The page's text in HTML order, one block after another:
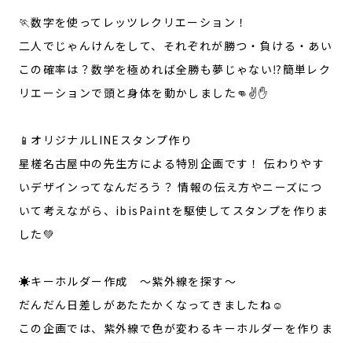
🏃数字を使ってレッツレクリエーション！
二人でじゃんけんをして、それぞれが勝つ・負ける・あい
この確率は？数学を極めれば全勝も夢じゃない⁉️簡単レク
リエーションで頭と身体を動かしました👊✌️✋
📱オリジナルLINEスタンプ作り
星槎名古屋中の先生方による特別企画です！ 伝わりやす
いデザインってなんだろう？ 情報の伝え方やニーズにつ
いて考えながら、ibisPaintを駆使してスタンプを作りま
した💚
☀️キーホルダー作成 〜紫外線を探す〜
だんだん日差しがあたたかくなってきましたね☺️
この企画では、紫外線で色が変わるキーホルダーを作りま